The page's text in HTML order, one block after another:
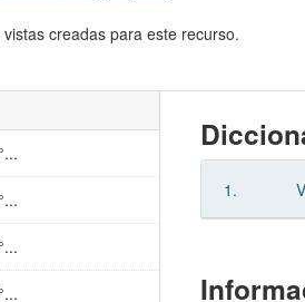
creadas para este recurso.
1.